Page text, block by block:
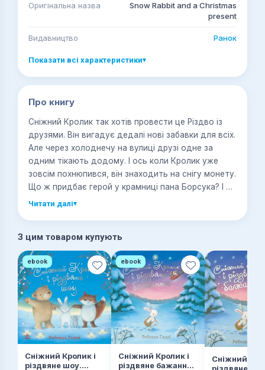
Оригінальна назва
Snow Rabbit and a Christmas
present
Видавництво Ранок
Показати всі характеристики▾
Про книгу
Сніжний Кролик так хотів провести це Різдво із
друзями. Він вигадує дедалі нові забавки для всіх.
Але через холоднечу на вулиці друзі одне за
одним тікають додому. І ось коли Кролик уже
зовсім похнюпився, він знаходить на снігу монету.
Що ж придбає герой у крамниці пана Борсука? І чи
вдасться йому знову зібрати друзів разом?
настрій.
Читати далі▾
З цим товаром купують
ebook
Сніжний Кролик і
різдвяне шоу.
ebook
Сніжний Кролик і
різдвяне бажання.
Сніжний